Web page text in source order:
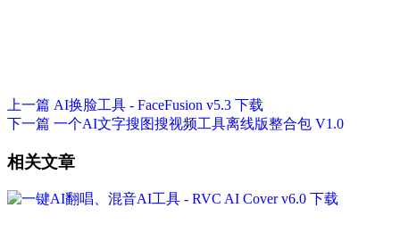
上一篇 AI换脸工具 - FaceFusion v5.3 下载
下一篇 一个AI文字搜图搜视频工具离线版整合包 V1.0
相关文章